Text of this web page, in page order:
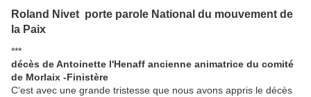
Roland Nivet porte parole National du mouvement de
la Paix
***
décès de Antoinette l'Henaff ancienne animatrice du comité
de Morlaix -Finistère
C’est avec une grande tristesse que nous avons appris le décès